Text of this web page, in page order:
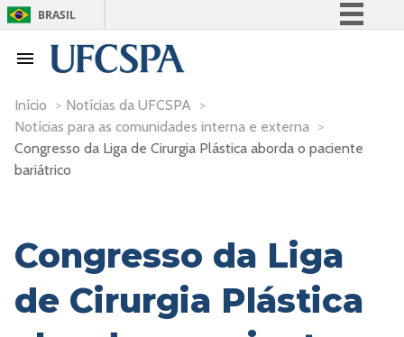
BRASIL
Acesso à informação
Legislação
Início > Notícias da UFCSPA >
Notícias para as comunidades interna e externa >
Congresso da Liga de Cirurgia Plástica aborda o paciente
bariátrico
Congresso da Liga
de Cirurgia Plástica